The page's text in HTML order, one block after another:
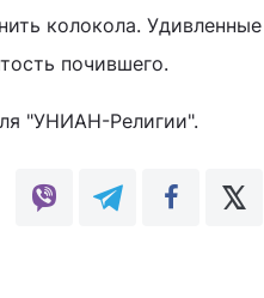
колокола. Удивленные
почившего.
"УНИАН-Религии".